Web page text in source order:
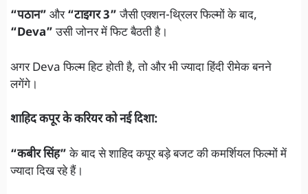
“पठान” और“टाइगर 3”जैसी एक्शन-थ्रिलर फिल्मों के बाद,
“Deva”उसी जोनर में फिट बैठती है।
अगर Deva फिल्म हिट होती है, तो और भी ज्यादा हिंदी रीमेक बनने
लगेंगे।
शाहिद कपूर के करियर को नई दिशा:
“कबीर सिंह”के बाद से शाहिद कपूर बड़े बजट की कमर्शियल फिल्मों में
ज्यादा दिख रहे हैं।